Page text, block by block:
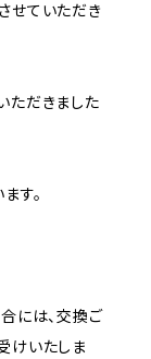
せていただき
ただきました
す。
には、交換ご
けいたしま